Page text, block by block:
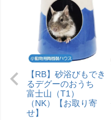
【RB】砂浴びもでき
るデグーのおうち
富士山（T1）
（NK）【お取り寄
せ】